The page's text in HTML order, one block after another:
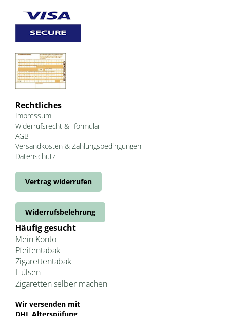
Rechtliches
Impressum
Widerrufsrecht & -formular
AGB
Versandkosten & Zahlungsbedingungen
Datenschutz
Vertrag widerrufen
Widerrufsbelehrung
Häufig gesucht
Mein Konto
Pfeifentabak
Zigarettentabak
Hülsen
Zigaretten selber machen
Wir versenden mit